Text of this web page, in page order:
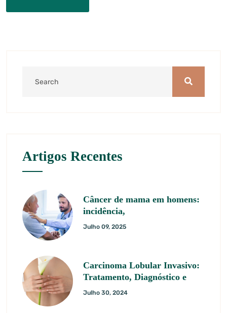
Artigos Recentes
Câncer de mama em homens:
incidência,
Julho 09, 2025
Carcinoma Lobular Invasivo:
Tratamento, Diagnóstico e
Julho 30, 2024